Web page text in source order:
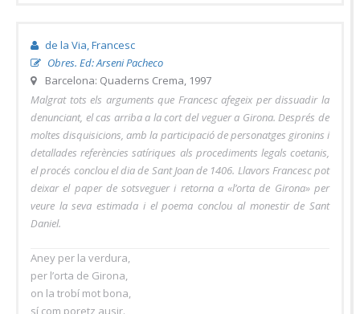
de la Via, Francesc
Obres. Ed: Arseni Pacheco
Barcelona: Quaderns Crema, 1997
Malgrat tots els arguments que Francesc afegeix per dissuadir la
denunciant, el cas arriba a la cort del veguer a Girona. Després de
moltes disquisicions, amb la participació de personatges gironins i
detallades referències satíriques als procediments legals coetanis,
el procés conclou el dia de Sant Joan de 1406. Llavors Francesc pot
deixar el paper de sotsveguer i retorna a «l’orta de Girona» per
veure la seva estimada i el poema conclou al monestir de Sant
Daniel.
Aney per la verdura,
per l’orta de Girona,
on la trobí mot bona,
sí com poretz ausir.